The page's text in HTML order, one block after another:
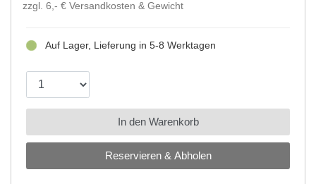
zzgl. 6,- € Versandkosten & Gewicht
Reservieren & Abholen
Auf Lager, Lieferung in 5-8 Werktagen
In den Warenkorb